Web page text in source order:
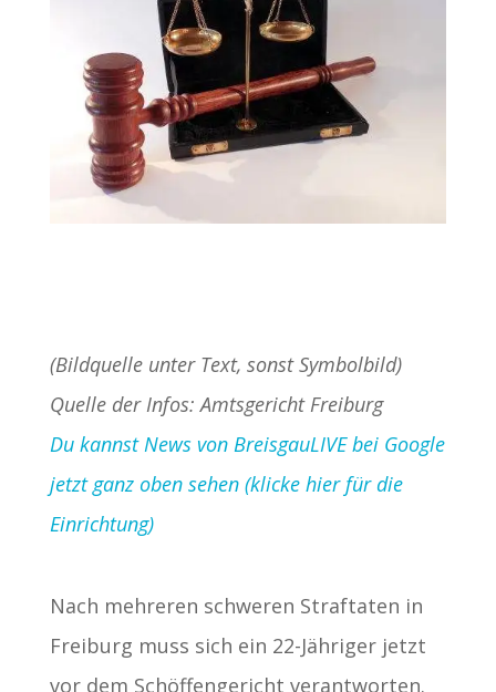
(Bildquelle unter Text, sonst Symbolbild)
Quelle der Infos: Amtsgericht Freiburg
Du kannst News von BreisgauLIVE bei Google
jetzt ganz oben sehen (klicke hier für die
Einrichtung)
Nach mehreren schweren Straftaten in
Freiburg muss sich ein 22-Jähriger jetzt
vor dem Schöffengericht verantworten.